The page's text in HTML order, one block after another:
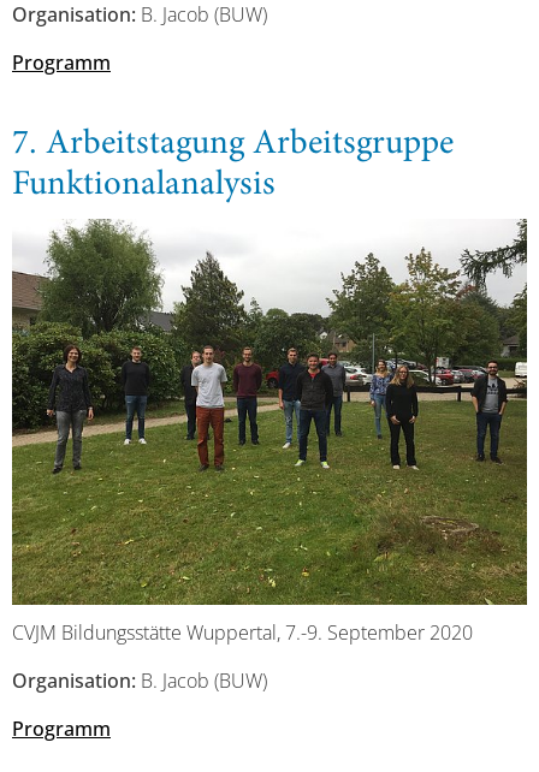
Organisation: B. Jacob (BUW)
Programm
7. Arbeitstagung Arbeitsgruppe
Funktionalanalysis
CVJM Bildungsstätte Wuppertal, 7.-9. September 2020
Organisation: B. Jacob (BUW)
Programm